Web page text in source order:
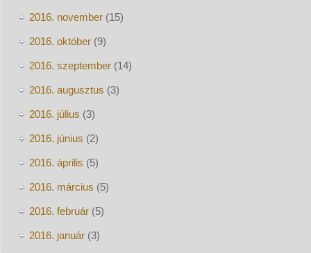
2016. november(15)
2016. október(9)
2016. szeptember(14)
2016. augusztus (3)
2016. július (3)
2016. június (2)
2016. április (5)
2016. március (5)
2016. február(5)
2016. január(3)